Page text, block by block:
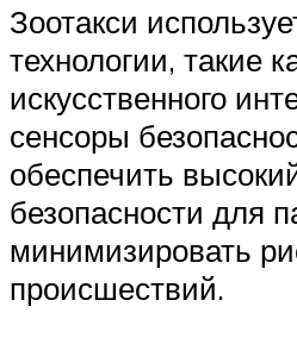
Зоотакси
технологии, такие
искусственного
сенсоры
обеспечить
безопасности для
минимизировать
происшествий.